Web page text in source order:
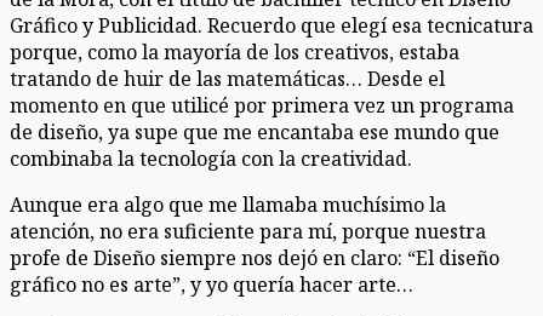
Gráfico y Publicidad. Recuerdo que elegí esa tecnicatura
porque, como la mayoría de los creativos, estaba
tratando de huir de las matemáticas… Desde el
momento en que utilicé por primera vez un programa
de diseño, ya supe que me encantaba ese mundo que
combinaba la tecnología con la creatividad.
Aunque era algo que me llamaba muchísimo la
atención, no era suficiente para mí, porque nuestra
profe de Diseño siempre nos dejó en claro: “El diseño
gráfico no es arte”, y yo quería hacer arte…